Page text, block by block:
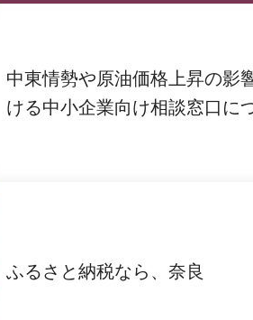
中東情勢や原油価格上昇の影
ける中小企業向け相談窓口に
ふるさと納税なら、奈良